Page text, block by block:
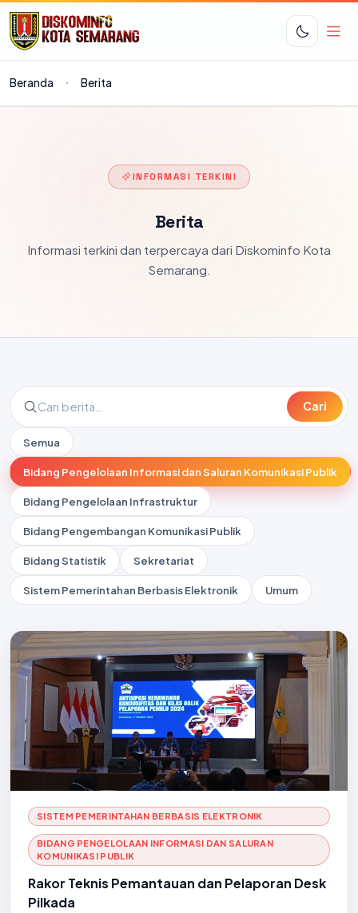
Beranda Berita
INFORMASI TERKINI
Berita
Informasi terkini dan terpercaya dari Diskominfo Kota
Semarang.
Cari
Semua
Bidang Pengelolaan Informasi dan Saluran Komunikasi Publik
Bidang Pengelolaan Infrastruktur
Bidang Pengembangan Komunikasi Publik
Bidang Statistik Sekretariat
Sistem Pemerintahan Berbasis Elektronik Umum
SISTEM PEMERINTAHAN BERBASIS ELEKTRONIK
BIDANG PENGELOLAAN INFORMASI DAN SALURAN
KOMUNIKASI PUBLIK
Rakor Teknis Pemantauan dan Pelaporan Desk
Pilkada